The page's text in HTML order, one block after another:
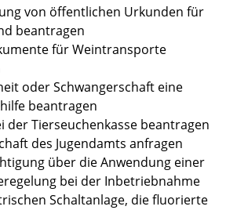
von öffentlichen Urkunden für
beantragen
für Weintransporte
oder Schwangerschaft eine
beantragen
der Tierseuchenkasse beantragen
des Jugendamts anfragen
über die Anwendung einer
bei der Inbetriebnahme
Schaltanlage, die fluorierte